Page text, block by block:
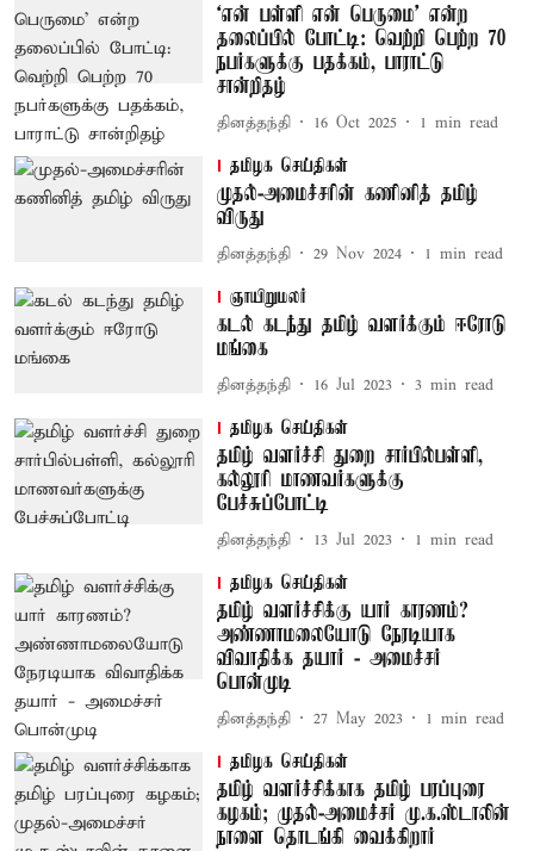
‘என் பள்ளி என் பெருமை’ என்ற
தலைப்பில் போட்டி: வெற்றி பெற்ற 70
நபர்களுக்கு பதக்கம், பாராட்டு
சான்றிதழ்
தினத்தந்தி 16 Oct 2025 1 min read
தமிழக செய்திகள்
முதல்-அமைச்சரின் கணினித் தமிழ்
விருது
தினத்தந்தி 29 Nov 2024 1 min read
ஞாயிறுமலர்
கடல் கடந்து தமிழ் வளர்க்கும் ஈரோடு
மங்கை
தினத்தந்தி 16 Jul 2023 3 min read
தமிழக செய்திகள்
தமிழ் வளர்ச்சி துறை சார்பில்பள்ளி,
கல்லூரி மாணவர்களுக்கு
பேச்சுப்போட்டி
தினத்தந்தி 13 Jul 2023 1 min read
தமிழக செய்திகள்
தமிழ் வளர்ச்சிக்கு யார் காரணம்?
அண்ணாமலையோடு நேரடியாக
விவாதிக்க தயார் - அமைச்சர்
பொன்முடி
தினத்தந்தி 27 May 2023 1 min read
தமிழக செய்திகள்
தமிழ் வளர்ச்சிக்காக தமிழ் பரப்புரை
கழகம்; முதல்-அமைச்சர் மு.க.ஸ்டாலின்
நாளை தொடங்கி வைக்கிறார்